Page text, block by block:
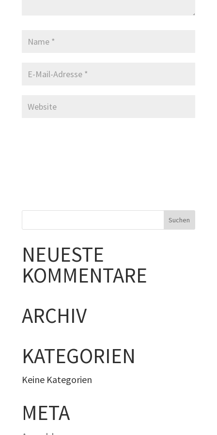
NEUESTE
KOMMENTARE
ARCHIV
KATEGORIEN
Keine Kategorien
META